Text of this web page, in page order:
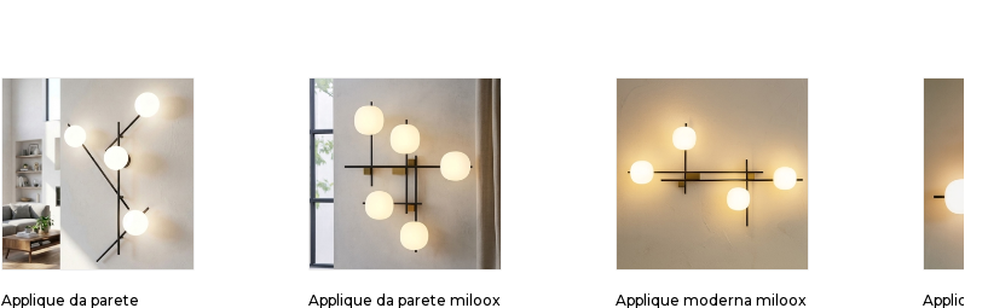
Applique da parete
Applique da parete miloox
Applique moderna miloox